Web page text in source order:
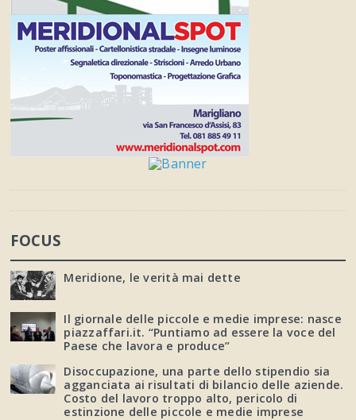
FOCUS
Meridione, le verità mai dette
Il giornale delle piccole e medie imprese: nasce
piazzaffari.it. “Puntiamo ad essere la voce del
Paese che lavora e produce”
Disoccupazione, una parte dello stipendio sia
agganciata ai risultati di bilancio delle aziende.
Costo del lavoro troppo alto, pericolo di
estinzione delle piccole e medie imprese